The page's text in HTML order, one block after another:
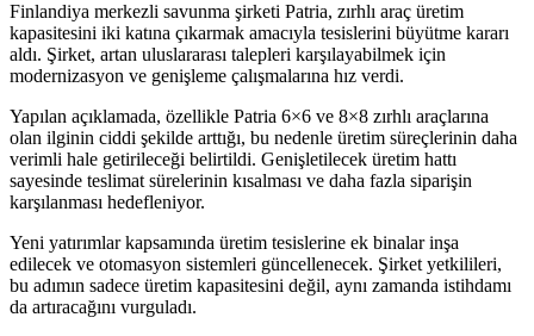
Finlandiya merkezli savunma şirketi Patria, zırhlı araç üretim
kapasitesini iki katına çıkarmak amacıyla tesislerini büyütme kararı
aldı. Şirket, artan uluslararası talepleri karşılayabilmek için
modernizasyon ve genişleme çalışmalarına hız verdi.
Yapılan açıklamada, özellikle Patria 6×6 ve 8×8 zırhlı araçlarına
olan ilginin ciddi şekilde arttığı, bu nedenle üretim süreçlerinin daha
verimli hale getirileceği belirtildi. Genişletilecek üretim hattı
sayesinde teslimat sürelerinin kısalması ve daha fazla siparişin
karşılanması hedefleniyor.
Yeni yatırımlar kapsamında üretim tesislerine ek binalar inşa
edilecek ve otomasyon sistemleri güncellenecek. Şirket yetkilileri,
bu adımın sadece üretim kapasitesini değil, aynı zamanda istihdamı
da artıracağını vurguladı.